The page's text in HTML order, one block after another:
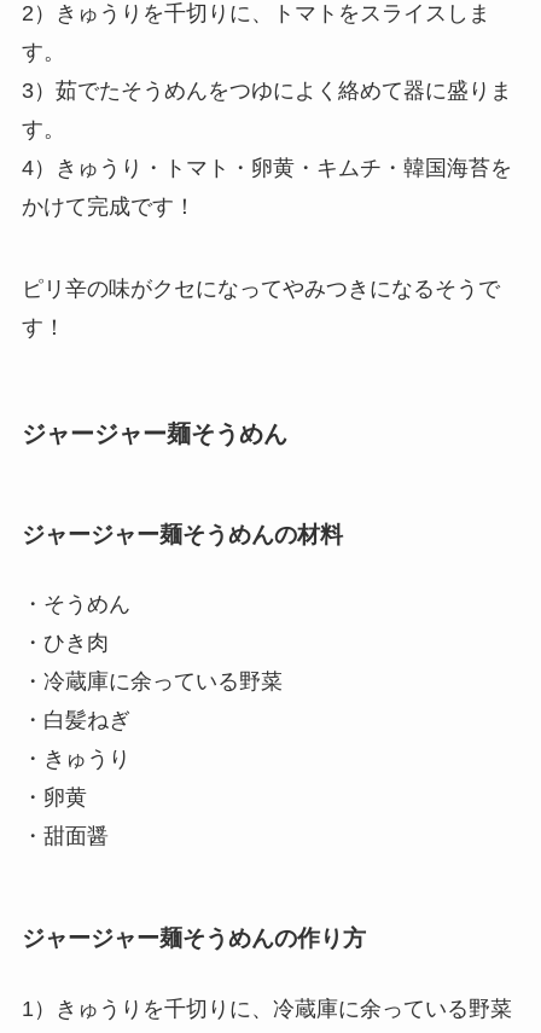
2）きゅうりを千切りに、トマトをスライスしま
す。
3）茹でたそうめんをつゆによく絡めて器に盛りま
す。
4）きゅうり・トマト・卵黄・キムチ・韓国海苔を
かけて完成です！
ピリ辛の味がクセになってやみつきになるそうで
す！
ジャージャー麺そうめん
ジャージャー麺そうめんの材料
・そうめん
・ひき肉
・冷蔵庫に余っている野菜
・白髪ねぎ
・きゅうり
・卵黄
・甜面醤
ジャージャー麺そうめんの作り方
1）きゅうりを千切りに、冷蔵庫に余っている野菜